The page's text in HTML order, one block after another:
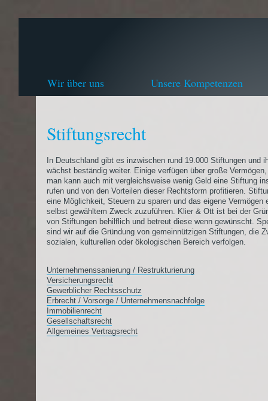
Wir über uns Unsere Kompetenzen
Stiftungsrecht
In Deutschland gibt es inzwischen rund 19.000 Stiftungen und
wächst beständig weiter. Einige verfügen über große
man kann auch mit vergleichsweise wenig Geld eine Stiftung
rufen und von den Vorteilen dieser Rechtsform profitieren.
eine Möglichkeit, Steuern zu sparen und das eigene Vermögen
selbst gewähltem Zweck zuzuführen. Klier & Ott ist bei der
von Stiftungen behilflich und betreut diese wenn gewünscht.
sind wir auf die Gründung von gemeinnützigen Stiftungen, die
sozialen, kulturellen oder ökologischen Bereich verfolgen.
Unternehmenssanierung / Restrukturierung
Versicherungsrecht
Gewerblicher Rechtsschutz
Erbrecht / Vorsorge / Unternehmensnachfolge
Immobilienrecht
Gesellschaftsrecht
Allgemeines Vertragsrecht